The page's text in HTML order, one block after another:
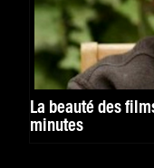
La beauté des
minutes